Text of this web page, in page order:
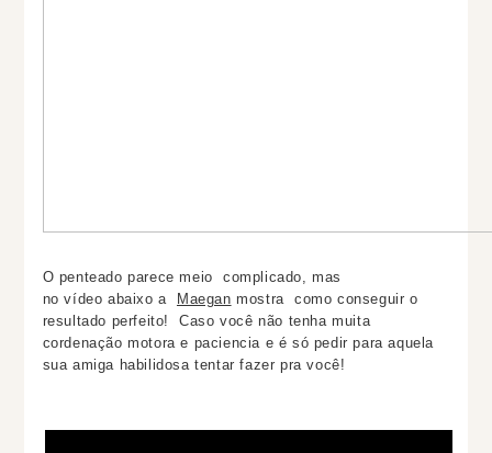
O penteado parece meio complicado, mas
novídeo abaixo a Maegan mostra como conseguir o
resultado perfeito! Caso você não tenha muita
cordenação motora e paciencia e é só pedir para aquela
sua amiga habilidosa tentar fazer pra você!